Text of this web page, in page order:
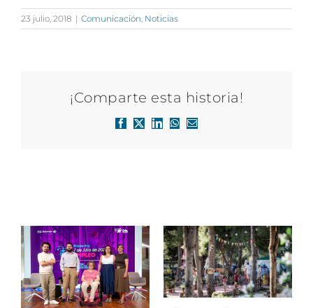
23 julio, 2018 | Comunicación, Noticias
¡Comparte esta historia!
Facebook
X LinkedInWhatsApp
Correo